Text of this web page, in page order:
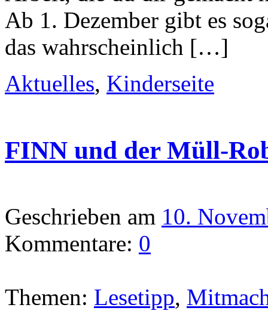
Ab 1. Dezember gibt es
das wahrscheinlich […]
Aktuelles, Kinderseite
FINN und der Müll-
Geschrieben am 10.
Kommentare: 0
Themen: Lesetipp,